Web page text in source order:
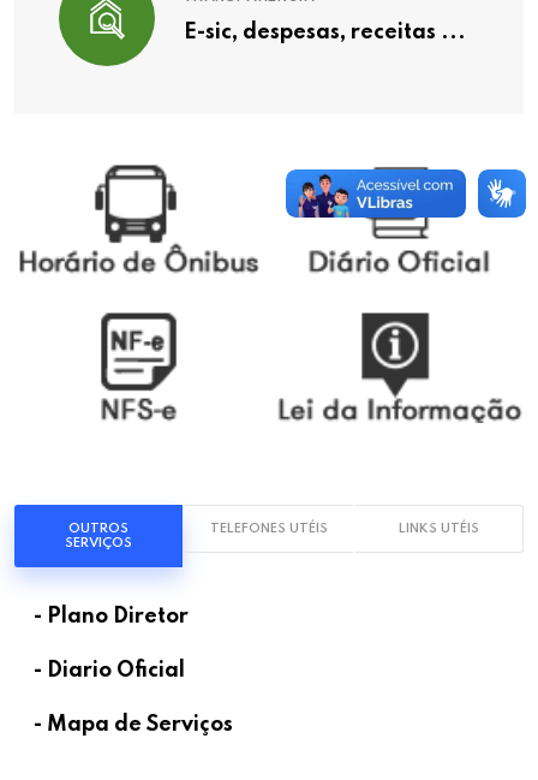
E-sic, despesas, receitas ...
OUTROS
SERVIÇOS
TELEFONES UTÉIS LINKS UTÉIS
- Plano Diretor
- Diario Oficial
- Mapa de Serviços